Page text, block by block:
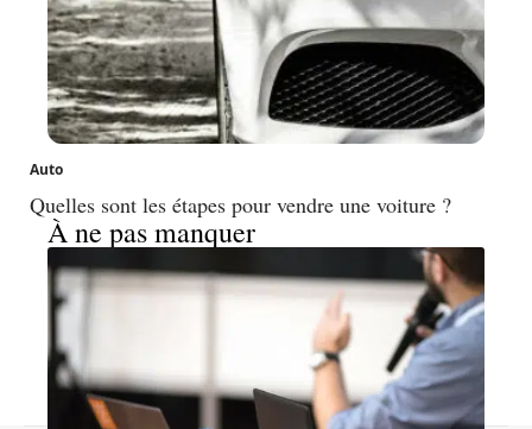
Auto
Quelles sont les étapes pour vendre une voiture ?
À ne pas manquer